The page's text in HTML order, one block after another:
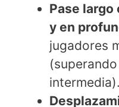
Pase largo
y en
jugadores
intermedia).